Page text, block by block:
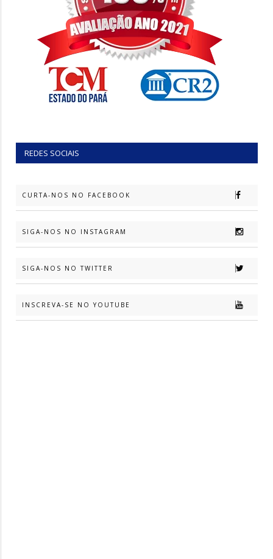
REDES SOCIAIS
CURTA-NOS NO FACEBOOK
SIGA-NOS NO INSTAGRAM
SIGA-NOS NO TWITTER
INSCREVA-SE NO YOUTUBE